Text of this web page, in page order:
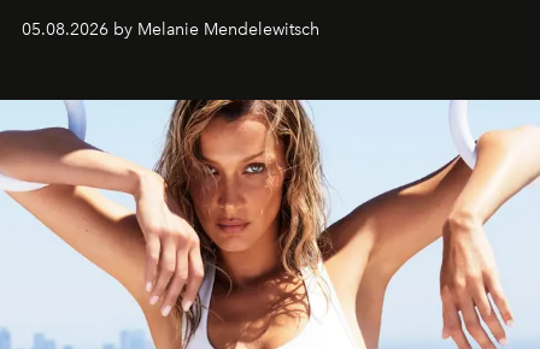
05.08.2026 by Melanie Mendelewitsch